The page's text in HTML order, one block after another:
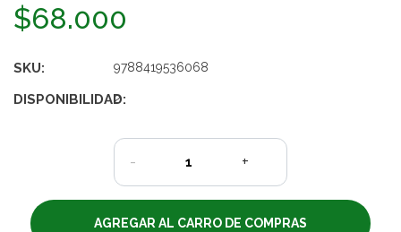
$68.000
SKU: 9788419536068
DISPONIBILIDAD:
2
- +